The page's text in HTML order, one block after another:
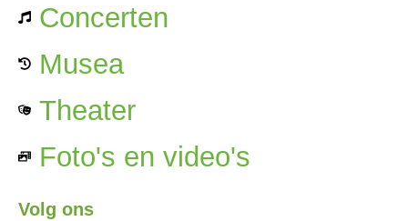
Concerten
Musea
Theater
Foto's en video's
Volg ons